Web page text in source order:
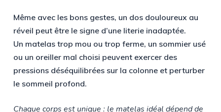
Même avec les bons gestes, un dos douloureux au
réveil peut être le signe d’une literie inadaptée.
Un matelas trop mou ou trop ferme, un sommier usé
ou un oreiller mal choisi peuvent exercer des
pressions déséquilibrées sur la colonne et perturber
le sommeil profond.
Chaque corps est unique : le matelas idéal dépend de